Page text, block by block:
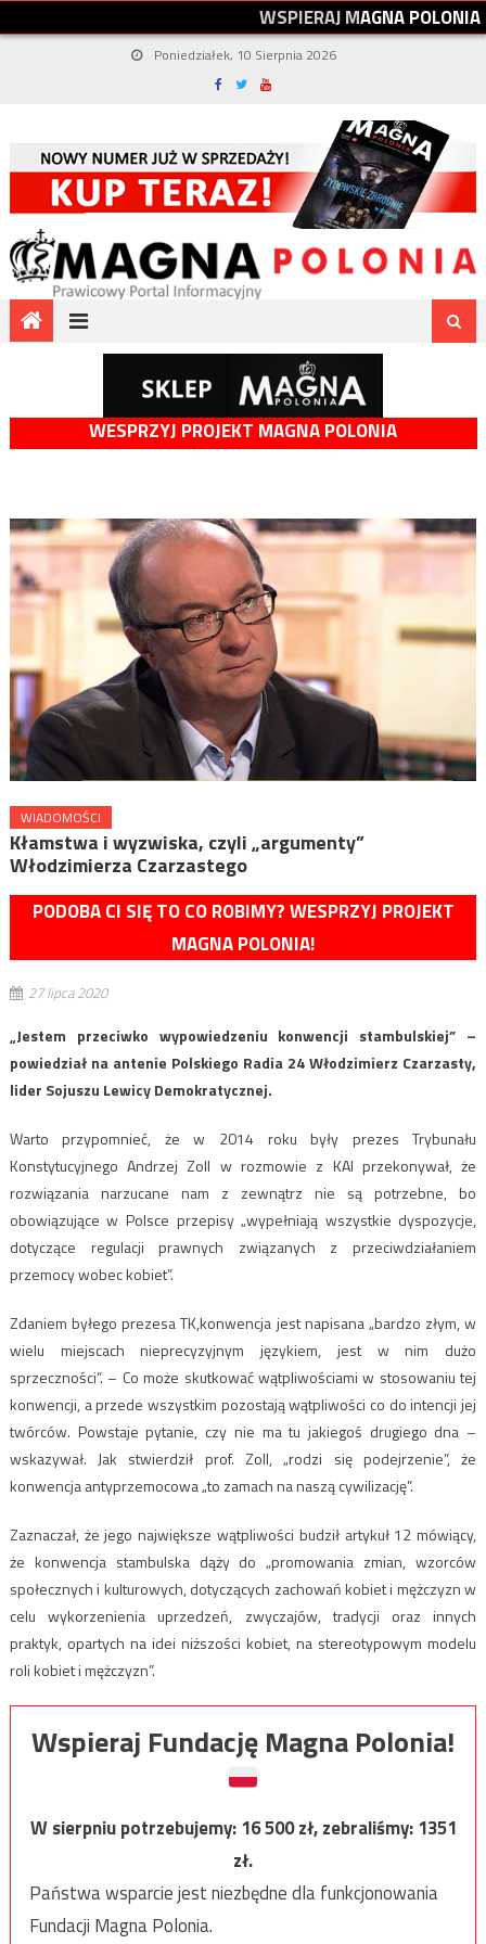
WSPIERAJMAGNAPOLONIA
Poniedziałek, 10 Sierpnia 2026
WESPRZYJ PROJEKT MAGNA POLONIA
WIADOMOŚCI
Kłamstwa i wyzwiska, czyli „argumenty”
Włodzimierza Czarzastego
PODOBA CI SIĘ TO CO ROBIMY? WESPRZYJ PROJEKT
MAGNA POLONIA!
27 lipca 2020
„Jestem przeciwko wypowiedzeniu konwencji stambulskiej” –
powiedział na antenie Polskiego Radia 24 Włodzimierz Czarzasty,
lider Sojuszu Lewicy Demokratycznej.
Warto przypomnieć, że w 2014 roku były prezes Trybunału
Konstytucyjnego Andrzej Zoll w rozmowie z KAI przekonywał, że
rozwiązania narzucane nam z zewnątrz nie są potrzebne, bo
obowiązujące w Polsce przepisy „wypełniają wszystkie dyspozycje,
dotyczące regulacji prawnych związanych z przeciwdziałaniem
przemocy wobec kobiet”.
Zdaniem byłego prezesa TK,konwencja jest napisana „bardzo złym, w
wielu miejscach nieprecyzyjnym językiem, jest w nim dużo
sprzeczności”. – Co może skutkować wątpliwościami w stosowaniu tej
konwencji, a przede wszystkim pozostają wątpliwości co do intencji jej
twórców. Powstaje pytanie, czy nie ma tu jakiegoś drugiego dna –
wskazywał. Jak stwierdził prof. Zoll, „rodzi się podejrzenie”, że
konwencja antyprzemocowa „to zamach na naszą cywilizację”.
Zaznaczał, że jego największe wątpliwości budził artykuł 12 mówiący,
że konwencja stambulska dąży do „promowania zmian, wzorców
społecznych i kulturowych, dotyczących zachowań kobiet i mężczyzn w
celu wykorzenienia uprzedzeń, zwyczajów, tradycji oraz innych
praktyk, opartych na idei niższości kobiet, na stereotypowym modelu
roli kobiet i mężczyzn”.
Wspieraj Fundację Magna Polonia!
W sierpniu potrzebujemy:16 500zł, zebraliśmy:1351
zł.
Państwa wsparcie jest niezbędne dla funkcjonowania
Fundacji Magna Polonia.